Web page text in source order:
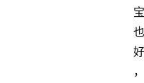
宝
也
好
，